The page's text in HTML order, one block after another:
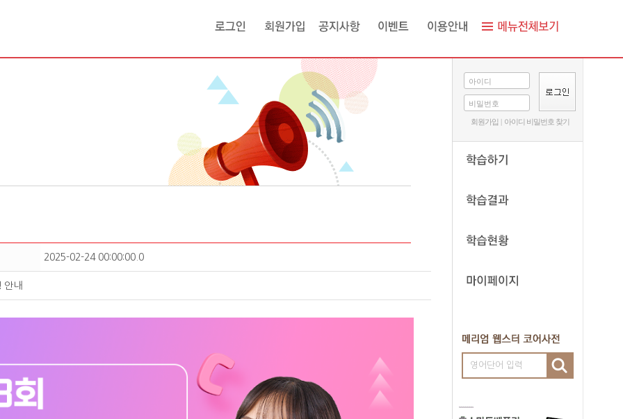
2025-02-24 00:00:00.0
안내
아이디
비밀번호
회원가입 | 아이디 비밀번호 찾기
영어단어 입력